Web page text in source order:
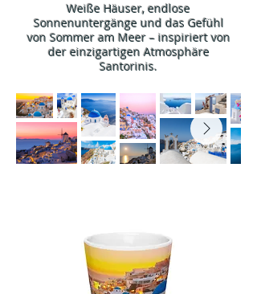
Weiße Häuser, endlose
Sonnenuntergänge und das Gefühl
von Sommer am Meer – inspiriert von
der einzigartigen Atmosphäre
Santorinis.